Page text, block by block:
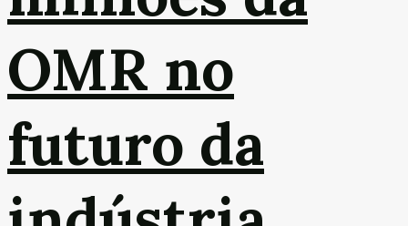
OMR no
futuro da